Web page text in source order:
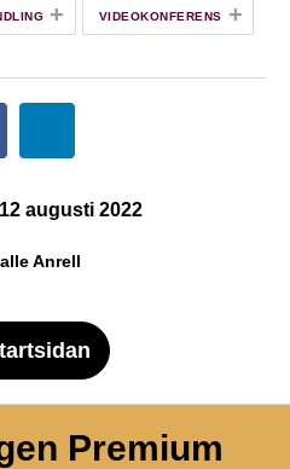
+ VIDEOKONFERENS +
12 augusti 2022
Anrell
Premium